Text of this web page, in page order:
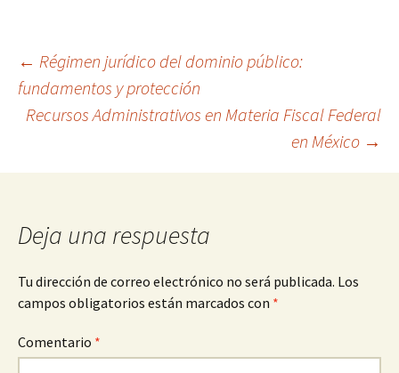
Navegación
de
entradas
← Régimen jurídico del dominio público:
fundamentos y protección
Recursos Administrativos en Materia Fiscal Federal
en México →
Deja una respuesta
Tu dirección de correo electrónico no será publicada. Los
campos obligatorios están marcados con *
Comentario *